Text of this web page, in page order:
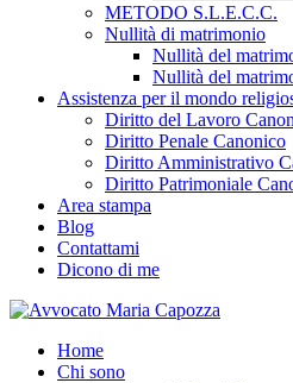
METODO S.L.E.C.C.
Nullità di matrimonio
Nullità del
Nullità del
Assistenza per il mondo
Diritto del Lavoro
Diritto Penale Canonico
Diritto Amministrativo
Diritto Patrimoniale
Area stampa
Blog
Contattami
Dicono di me
Home
Chi sono